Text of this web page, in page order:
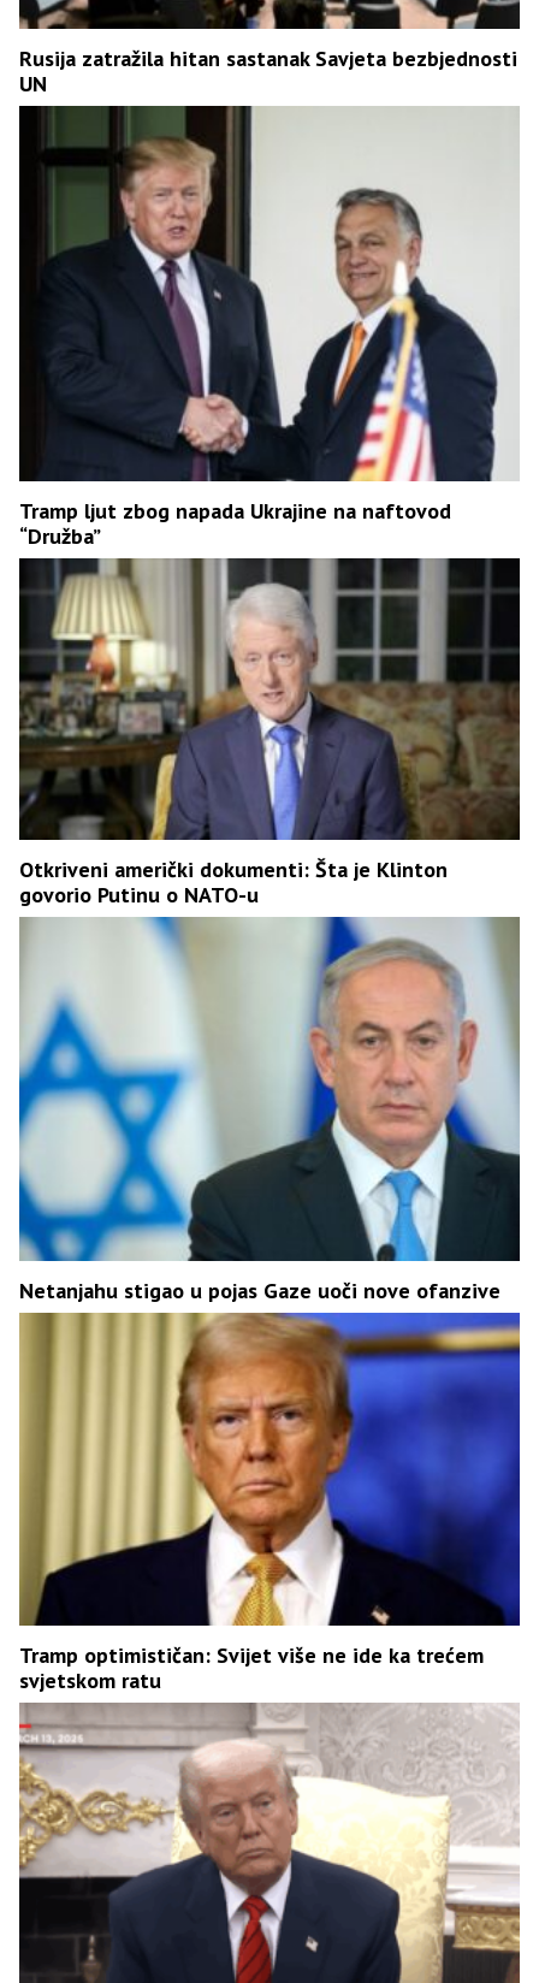
Rusija zatražila hitan sastanak Savjeta bezbjednosti
UN
Tramp ljut zbog napada Ukrajine na naftovod
“Družba”
Otkriveni američki dokumenti: Šta je Klinton
govorio Putinu o NATO-u
Netanjahu stigao u pojas Gaze uoči nove ofanzive
Tramp optimističan: Svijet više ne ide ka trećem
svjetskom ratu